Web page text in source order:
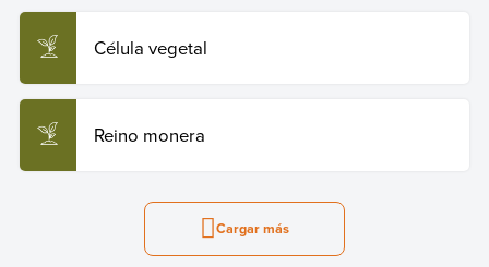
Célula vegetal
Reino monera
Cargar más